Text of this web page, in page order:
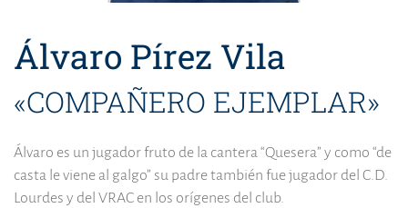
Álvaro Pírez Vila
«COMPAÑERO EJEMPLAR»
Álvaro es un jugador fruto de la cantera “Quesera” y como “de
casta le viene al galgo” su padre también fue jugador del C.D.
Lourdes y del VRAC en los orígenes del club.